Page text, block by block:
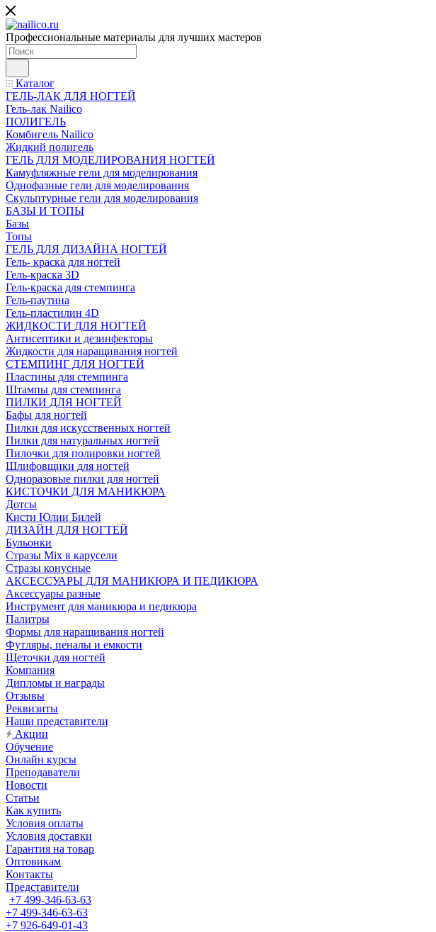
Профессиональные материалы для лучших мастеров
Каталог
ГЕЛЬ-ЛАК ДЛЯ НОГТЕЙ
Гель-лак Nailico
ПОЛИГЕЛЬ
Комбигель Nailico
Жидкий полигель
ГЕЛЬ ДЛЯ МОДЕЛИРОВАНИЯ НОГТЕЙ
Камуфляжные гели для моделирования
Однофазные гели для моделирования
Скульптурные гели для моделирования
БАЗЫ И ТОПЫ
Базы
Топы
ГЕЛЬ ДЛЯ ДИЗАЙНА НОГТЕЙ
Гель- краска для ногтей
Гель-краска 3D
Гель-краска для стемпинга
Гель-паутина
Гель-пластилин 4D
ЖИДКОСТИ ДЛЯ НОГТЕЙ
Антисептики и дезинфекторы
Жидкости для наращивания ногтей
СТЕМПИНГ ДЛЯ НОГТЕЙ
Пластины для стемпинга
Штампы для стемпинга
ПИЛКИ ДЛЯ НОГТЕЙ
Бафы для ногтей
Пилки для искусственных ногтей
Пилки для натуральных ногтей
Пилочки для полировки ногтей
Шлифовщики для ногтей
Одноразовые пилки для ногтей
КИСТОЧКИ ДЛЯ МАНИКЮРА
Дотсы
Кисти Юлии Билей
ДИЗАЙН ДЛЯ НОГТЕЙ
Бульонки
Стразы Mix в карусели
Стразы конусные
АКСЕССУАРЫ ДЛЯ МАНИКЮРА И ПЕДИКЮРА
Аксессуары разные
Инструмент для маникюра и педикюра
Палитры
Формы для наращивания ногтей
Футляры, пеналы и емкости
Щеточки для ногтей
Компания
Дипломы и награды
Отзывы
Реквизиты
Наши представители
Акции
Обучение
Онлайн курсы
Преподаватели
Новости
Статьи
Как купить
Условия оплаты
Условия доставки
Гарантия на товар
Оптовикам
Контакты
Представители
+7 499-346-63-63
+7 499-346-63-63
+7 926-649-01-43